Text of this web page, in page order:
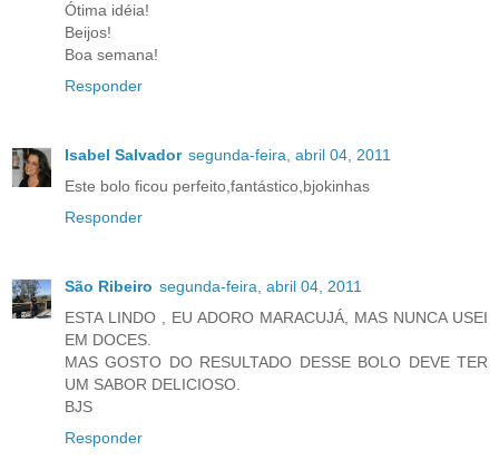
Ótima idéia!
Beijos!
Boa semana!
Responder
Isabel Salvador segunda-feira, abril 04, 2011
Este bolo ficou perfeito,fantástico,bjokinhas
Responder
São Ribeiro segunda-feira, abril 04, 2011
ESTA LINDO , EU ADORO MARACUJÁ, MAS NUNCA USEI
EM DOCES.
MAS GOSTO DO RESULTADO DESSE BOLO DEVE TER
UM SABOR DELICIOSO.
BJS
Responder